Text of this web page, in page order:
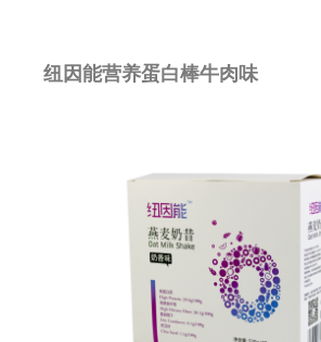
纽因能营养蛋白棒牛肉味